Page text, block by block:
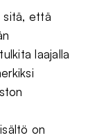
sitä, että
laajalla
on